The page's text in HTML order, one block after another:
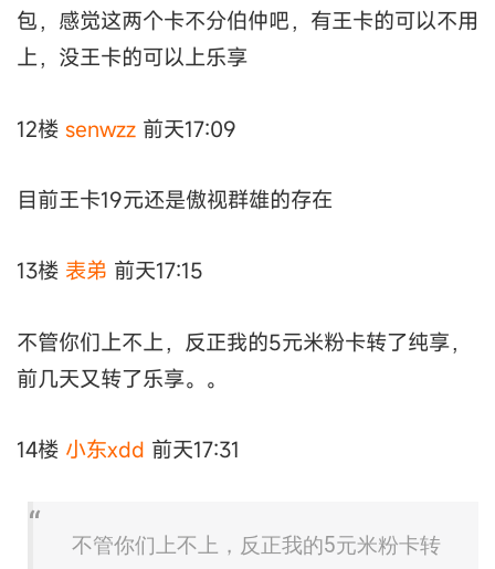
包，感觉这两个卡不分伯仲吧，有王卡的可以不用
上，没王卡的可以上乐享
12楼 senwzz 前天17:09
目前王卡19元还是傲视群雄的存在
13楼 表弟 前天17:15
不管你们上不上，反正我的5元米粉卡转了纯享，
前几天又转了乐享。。
14楼 小东xdd 前天17:31
不管你们上不上，反正我的5元米粉卡转